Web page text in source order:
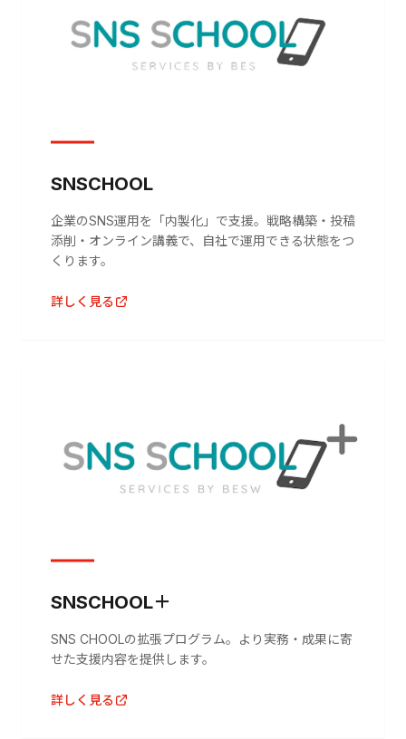
SNSCHOOL
企業のSNS運用を「内製化」で支援。戦略構築・投稿
添削・オンライン講義で、自社で運用できる状態をつ
くります。
詳しく見る
SNSCHOOL＋
SNS CHOOLの拡張プログラム。より実務・成果に寄
せた支援内容を提供します。
詳しく見る